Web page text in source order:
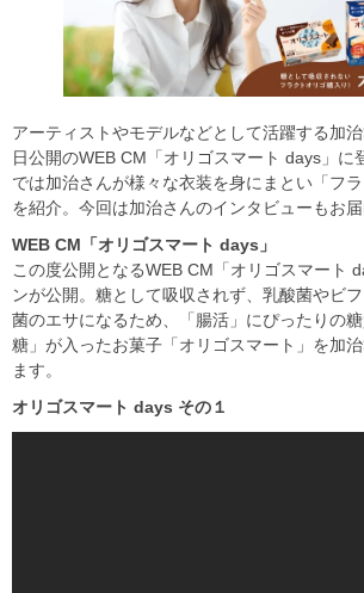
アーティストやモデルなどとして活躍する加
日公開のWEB CM「オリゴスマート days」に
では加治さんが様々な衣装を身にまとい「フラ
を紹介。今回は加治さんのインタビューもお届
WEB CM 「オリゴスマート days 」
この度公開となるWEB CM「オリゴスマート
ンが公開。糖として吸収されず、乳酸菌やビ
菌のエサになるため、「腸活」にぴったりの
糖」が入ったお菓子「オリゴスマート」を加
ます。
オリゴスマート days その１